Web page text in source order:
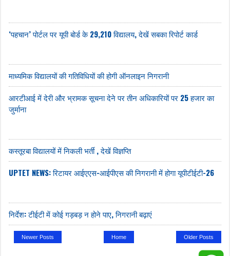
‘पहचान’ पोर्टल पर यूपी बोर्ड के 29,210 विद्यालय, देखें सबका रिपोर्ट कार्ड
माध्यमिक विद्यालयों की गतिविधियों की होगी ऑनलाइन निगरानी
आरटीआई में देरी और भ्रामक सूचना देने पर तीन अधिकारियों पर 25 हजार का
जुर्माना
कस्तूरबा विद्यालयों में निकली भर्ती , देखें विज्ञप्ति
UPTET NEWS: रिटायर आईएएस-आईपीएस की निगरानी में होगा यूपीटीईटी-26
निर्देश: टीईटी में कोई गड़बड़ न होने पाए, निगरानी बढ़ाएं
Newer Posts Older Posts
Home